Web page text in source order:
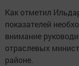
Как отметил
показателей
внимание
отраслевых
районе.